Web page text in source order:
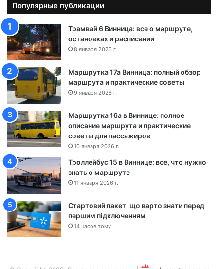
л
о
т
о
н
о
ш
а
-
Ч
е
р
к
а
с
с
ы
Популярные публикации
Трамвай 6 Винница: все о маршруте,
остановках и расписании
8 января 2026 г.
Маршрутка 17а Винница: полный обзор
маршрута и практические советы
9 января 2026 г.
Маршрутка 16а в Виннице: полное
описание маршрута и практические
советы для пассажиров
10 января 2026 г.
Троллейбус 15 в Виннице: все, что нужно
знать о маршруте
11 января 2026 г.
Стартовий пакет: що варто знати перед
першим підключенням
14 часов тому